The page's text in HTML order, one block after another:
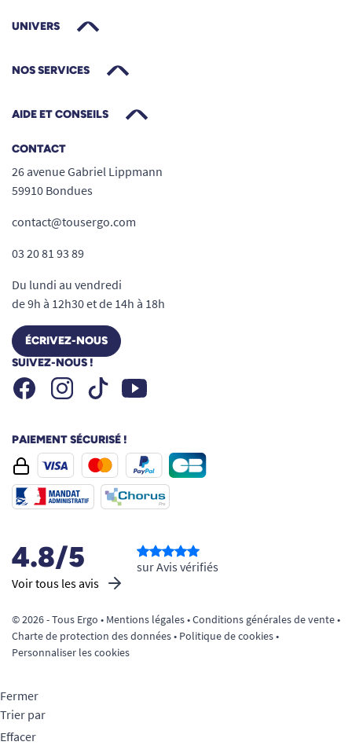
UNIVERS
NOS SERVICES
AIDE ET CONSEILS
CONTACT
26 avenue Gabriel Lippmann
59910 Bondues
contact@tousergo.com
03 20 81 93 89
Du lundi au vendredi
de 9h à 12h30 et de 14h à 18h
ÉCRIVEZ-NOUS
SUIVEZ-NOUS !
FacebookInstagramTiktok Youtube
PAIEMENT SÉCURISÉ !
4.8/5
Voir tous les avis
sur Avis vérifiés
© 2026 - Tous Ergo • Mentions légales•Conditions générales de vente•
Charte de protection des données• Politique de cookies•
Personnaliser les cookies
Fermer
Trier par
Effacer